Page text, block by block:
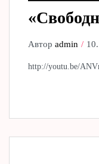
Авторadmin
http://youtu.be/